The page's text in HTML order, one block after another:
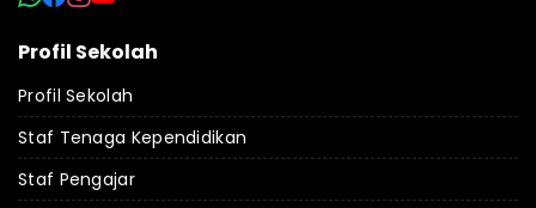
Profil Sekolah
Profil Sekolah
Staf Tenaga Kependidikan
Staf Pengajar